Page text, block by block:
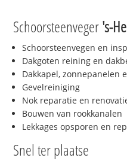
Schoorsteenveger's-
Schoorsteenvegen en
Dakgoten reining en
Dakkapel, zonnepanelen
Gevelreiniging
Nok reparatie en
Bouwen van rookkanalen
Lekkages opsporen en
Snel ter plaatse